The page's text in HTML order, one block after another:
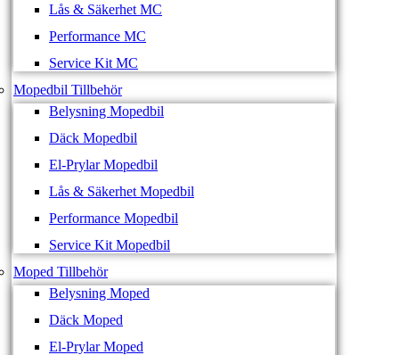
Lås & Säkerhet MC
Performance MC
Service Kit MC
Mopedbil Tillbehör
Belysning Mopedbil
Däck Mopedbil
El-Prylar Mopedbil
Lås & Säkerhet Mopedbil
Performance Mopedbil
Service Kit Mopedbil
Moped Tillbehör
Belysning Moped
Däck Moped
El-Prylar Moped